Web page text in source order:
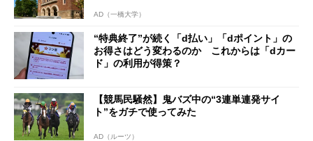
AD（一橋大学）
“特典終了”が続く「d払い」「dポイント」の
お得さはどう変わるのか これからは「dカー
ド」の利用が得策？
【競馬民騒然】鬼バズ中の“3連単連発サイ
ト”をガチで使ってみた
AD（ルーツ）